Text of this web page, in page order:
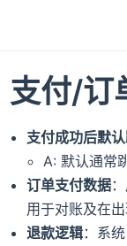
支付/订
支付成功后默
A: 默认通常
订单支付数据
用于对账及在
退款逻辑：系